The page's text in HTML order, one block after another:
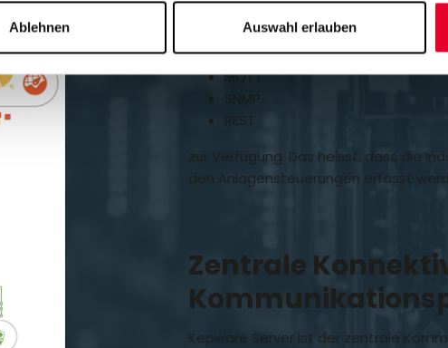
Ablehnen Auswahl erlauben
Kepware Server stellt die
OPC (UA und Classic)
MQTT
SNMP
REST
zur Verfügung. Das heisst, dass die
den Anlagensteuerungen erfasst
Zentrale
Kepware Server ist der zentrale